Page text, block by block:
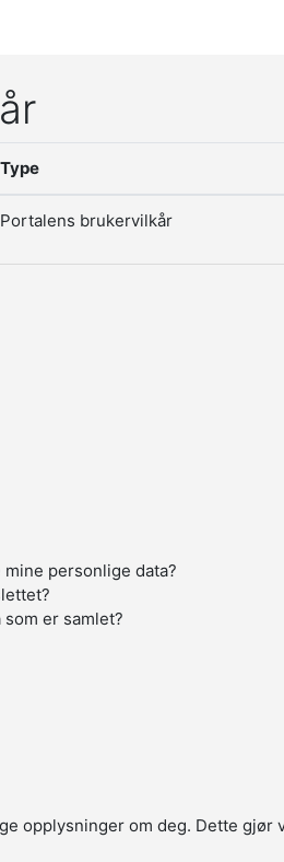
Type
Portalens brukervilkår
personlige data?
er samlet?
opplysninger om deg. Dette gjør